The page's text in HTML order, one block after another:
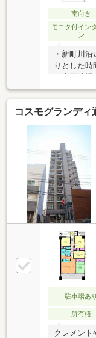
南向き
モニタ付イン
ン
・新町川
りとした時
す。（飼育
コスモグランディ
駐車場あり
所有権
クレメント